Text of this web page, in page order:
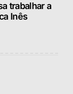
trabalhar a
Inês